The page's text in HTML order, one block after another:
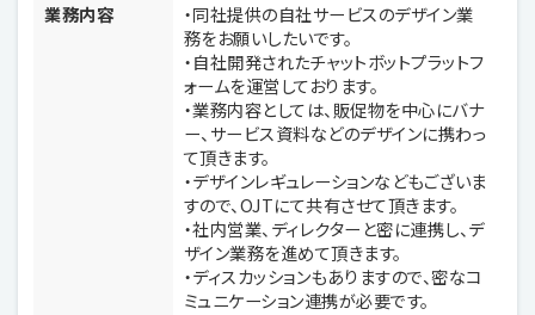
業務内容
・同社提供の自社サービスのデザイン業
務をお願いしたいです。
・自社開発されたチャットボットプラットフ
ォームを運営しております。
・業務内容としては、販促物を中心にバナ
ー、サービス資料などのデザインに携わっ
て頂きます。
・デザインレギュレーションなどもございま
すので、OJTにて共有させて頂きます。
・社内営業、ディレクターと密に連携し、デ
ザイン業務を進めて頂きます。
・ディスカッションもありますので、密なコ
ミュニケーション連携が必要です。